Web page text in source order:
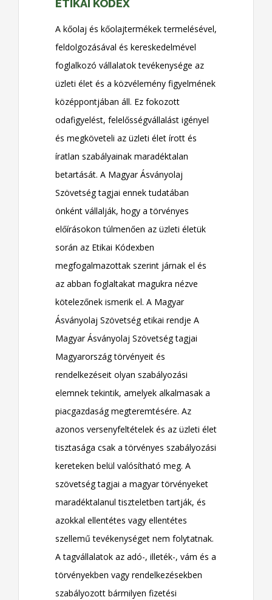
ETIKAI KÓDEX
A kőolaj és kőolajtermékek termelésével,
feldolgozásával és kereskedelmével
foglalkozó vállalatok tevékenysége az
üzleti élet és a közvélemény figyelmének
középpontjában áll. Ez fokozott
odafigyelést, felelősségvállalást igényel
és megköveteli az üzleti élet írott és
íratlan szabályainak maradéktalan
betartását. A Magyar Ásványolaj
Szövetség tagjai ennek tudatában
önként vállalják, hogy a törvényes
előírásokon túlmenően az üzleti életük
során az Etikai Kódexben
megfogalmazottak szerint járnak el és
az abban foglaltakat magukra nézve
kötelezőnek ismerik el. A Magyar
Ásványolaj Szövetség etikai rendje A
Magyar Ásványolaj Szövetség tagjai
Magyarország törvényeit és
rendelkezéseit olyan szabályozási
elemnek tekintik, amelyek alkalmasak a
piacgazdaság megteremtésére. Az
azonos versenyfeltételek és az üzleti élet
tisztasága csak a törvényes szabályozási
kereteken belül valósítható meg. A
szövetség tagjai a magyar törvényeket
maradéktalanul tiszteletben tartják, és
azokkal ellentétes vagy ellentétes
szellemű tevékenységet nem folytatnak.
A tagvállalatok az adó-, illeték-, vám és a
törvényekben vagy rendelkezésekben
szabályozott bármilyen fizetési